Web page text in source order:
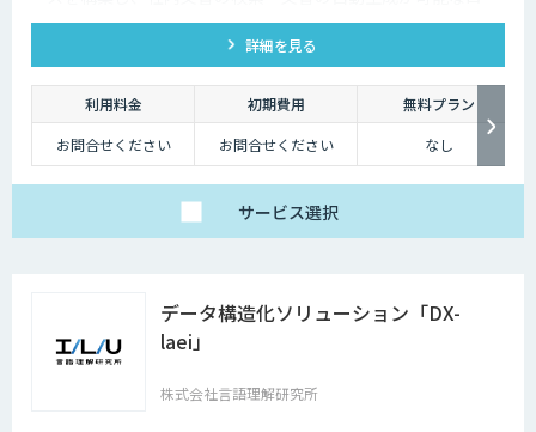
カル対応文書管理AIシステムです。
詳細を見る
利用料金 初期費用
無料プラン
お問合せください
お問合せください なし
サービス選択
データ構造化ソリューション「DX-
laei」
株式会社言語理解研究所